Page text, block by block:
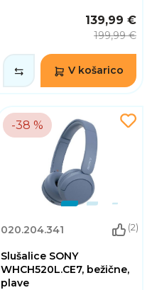
139,99 €
199,99 €
V košarico
-38 %
020.204.341 (2)
Slušalice SONY
WHCH520L.CE7, bežične,
plave